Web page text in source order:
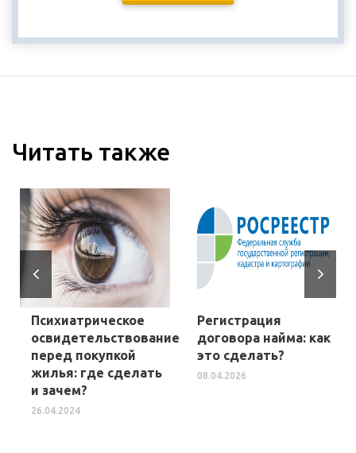
Читать также
Психиатрическое
освидетельствование
перед покупкой
жилья: где сделать
и зачем?
26.04.2024
Регистрация
договора найма: как
это сделать?
08.04.2026